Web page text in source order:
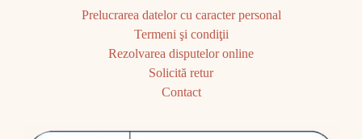
Prelucrarea datelor cu caracter personal
Termeni şi condiţii
Rezolvarea disputelor online
Solicită retur
Contact